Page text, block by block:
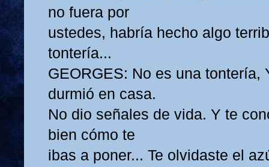
no fuera por
ustedes, habría hecho algo
tontería...
GEORGES: No es una tontería,
durmió en casa.
No dio señales de vida. Y te
bien cómo te
ibas a poner... Te olvidaste el